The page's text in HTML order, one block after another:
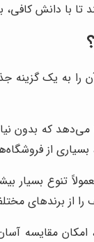
دانش کافی،
را به یک
می‌دهد که بدون
از
تنوع
برندهای
امکان